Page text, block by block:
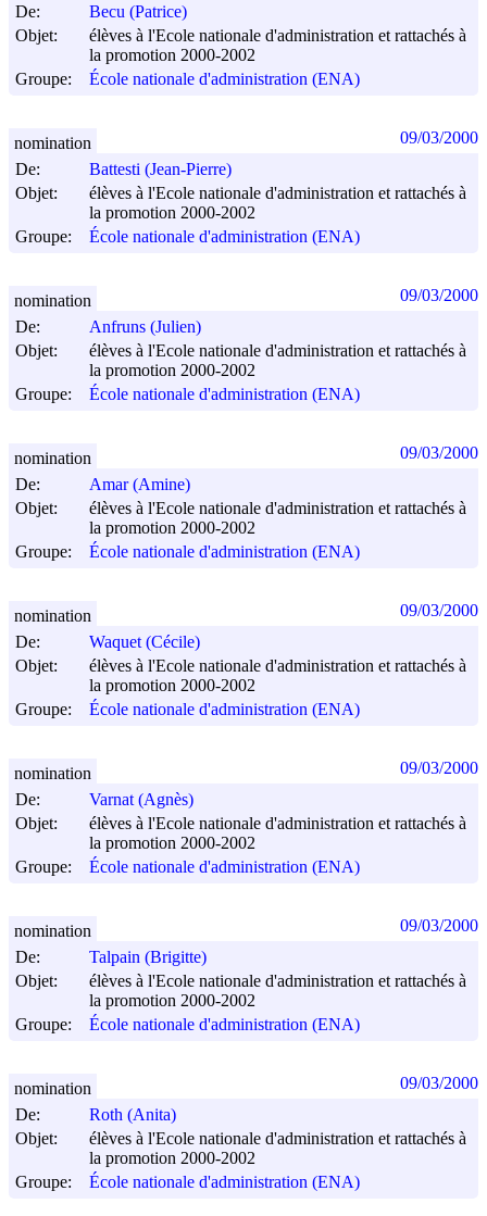
De:
Becu (Patrice)
Objet:
élèves à l'Ecole nationale d'administration et rattachés à
la promotion 2000-2002
Groupe:
École nationale d'administration (ENA)
De:
Battesti (Jean-Pierre)
Objet:
élèves à l'Ecole nationale d'administration et rattachés à
la promotion 2000-2002
Groupe:
École nationale d'administration (ENA)
nomination 09/03/2000
De:
Anfruns (Julien)
Objet:
élèves à l'Ecole nationale d'administration et rattachés à
la promotion 2000-2002
Groupe:
École nationale d'administration (ENA)
nomination 09/03/2000
De:
Amar (Amine)
Objet:
élèves à l'Ecole nationale d'administration et rattachés à
la promotion 2000-2002
Groupe:
École nationale d'administration (ENA)
nomination 09/03/2000
De:
Waquet (Cécile)
Objet:
élèves à l'Ecole nationale d'administration et rattachés à
la promotion 2000-2002
Groupe:
École nationale d'administration (ENA)
nomination 09/03/2000
De:
Varnat (Agnès)
Objet:
élèves à l'Ecole nationale d'administration et rattachés à
la promotion 2000-2002
Groupe:
École nationale d'administration (ENA)
nomination 09/03/2000
De:
Talpain (Brigitte)
Objet:
élèves à l'Ecole nationale d'administration et rattachés à
la promotion 2000-2002
Groupe:
École nationale d'administration (ENA)
nomination 09/03/2000
De:
Roth (Anita)
Objet:
élèves à l'Ecole nationale d'administration et rattachés à
la promotion 2000-2002
Groupe:
École nationale d'administration (ENA)
nomination 09/03/2000